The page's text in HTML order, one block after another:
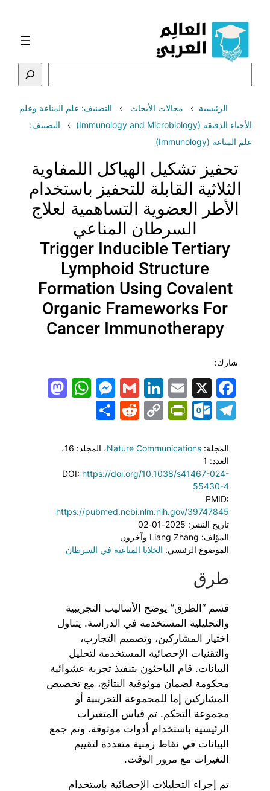
المحتوى
الرئيسية مجالات الأبحاث
التصنيف: علم المناعة وعلم
الأحياء الدقيقة (Immunology and Microbiology)
التصنيف:
علم المناعة (Immunology)
تحفيز تشكيل الهياكل اللمفاوية
الثلاثية القابلة للتحفيز باستخدام
الأطر العضوية التساهمية لعلاج
السرطان المناعي
Trigger Inducible Tertiary
Lymphoid Structure
Formation Using Covalent
Organic Frameworks For
Cancer Immunotherapy
شارك:
Facebook
X
Email
LinkedIn
Gmail
Telegram
Outlook.com
PrintFriendly
Copy
Reddit
Share
المجلة: Nature Communications، المجلد: 16
،
العدد: 1
DOI: https://doi.org/10.1038/s41467-024-
55430-4
PMID:
https://pubmed.ncbi.nlm.nih.gov/39747845
تاريخ النشر: 2025-01-02
المؤلف: Liang Zhang وآخرون
الموضوع الرئيسي: الخلايا المناعية في السرطان
طرق
قسم “الطرق” يوضح الأساليب التجريبية
والتحليلية المستخدمة في الدراسة. يتناول
اختيار المشاركين، وتصميم التجارب،
والتقنيات الإحصائية المستخدمة لتحليل
البيانات. قام الباحثون بتنفيذ تجربة عشوائية
محكومة لضمان موثوقية النتائج، مع تخصيص
المشاركين إما للمجموعة التجريبية أو
مجموعة التحكم. تم قياس المتغيرات
الرئيسية باستخدام أدوات موثوقة، وتم جمع
البيانات في نقاط زمنية متعددة لتقييم
التغيرات مع مرور الوقت.
تم إجراء التحليلات الإحصائية باستخدام